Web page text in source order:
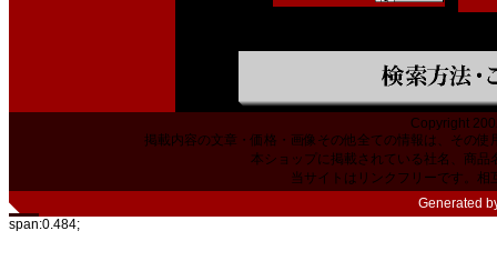
Copyright
掲載内容の文章・価格・画像その他全ての情報は、その
本ショップに掲載されている社名、商
当サイトはリンクフリーです。相
Generated
span:0.484;